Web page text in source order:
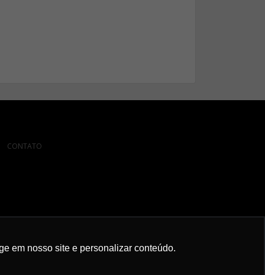
em nosso site e personalizar conteúdo.
CONTATO